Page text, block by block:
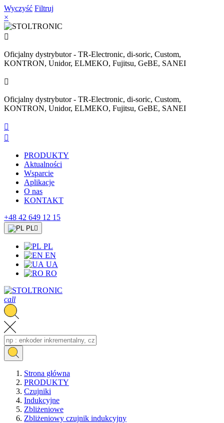
Wyczyść Filtruj
×

Oficjalny dystrybutor - TR-Electronic, di-soric, Custom,
KONTRON, Unidor, ELMEKO, Fujitsu, GeBE, SANEI

Oficjalny dystrybutor - TR-Electronic, di-soric, Custom,
KONTRON, Unidor, ELMEKO, Fujitsu, GeBE, SANEI


PRODUKTY
Aktualności
Wsparcie
Aplikacje
O nas
KONTAKT
+48 42 649 12 15
PL
PL
EN
UA
RO
call
Strona główna
PRODUKTY
Czujniki
Indukcyjne
Zbliżeniowe
Zbliżeniowy czujnik indukcyjny